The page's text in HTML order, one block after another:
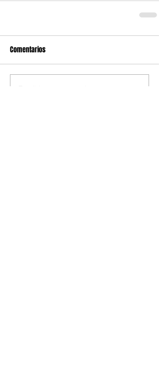
Comentarios